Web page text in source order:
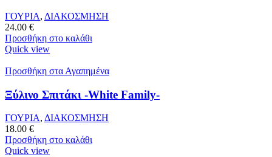
ΓΟΥΡΙΑ, ΔΙΑΚΟΣΜΗΣΗ
24.00 €
Προσθήκη στο καλάθι
Quick view
Προσθήκη στα Αγαπημένα
Ξύλινο Σπιτάκι -White Family-
ΓΟΥΡΙΑ, ΔΙΑΚΟΣΜΗΣΗ
18.00 €
Προσθήκη στο καλάθι
Quick view